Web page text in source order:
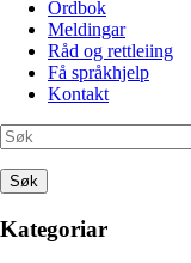
Ordbok
Meldingar
Råd og rettleiing
Få språkhjelp
Kontakt
Søk
Kategoriar